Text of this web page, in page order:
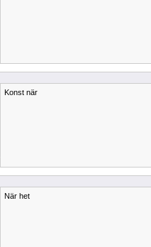
Konst när
När het